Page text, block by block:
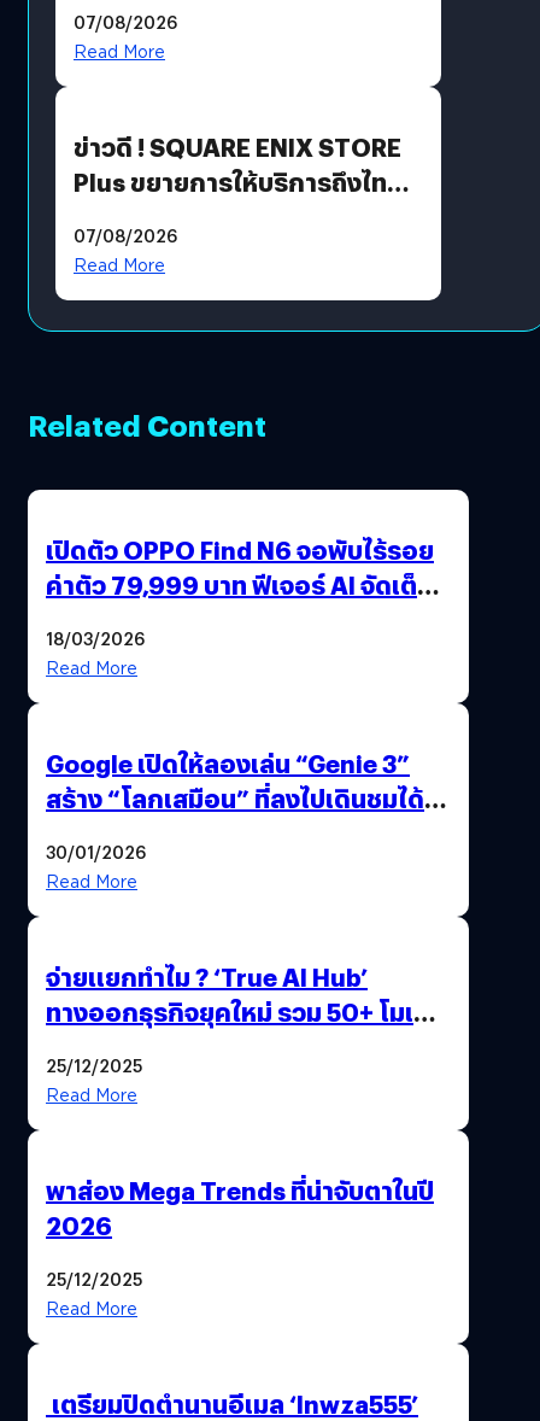
07/08/2026
Read More
ข่าวดี ! SQUARE ENIX STORE
Plus ขยายการให้บริการถึงไทย
โดยตรง
07/08/2026
Read More
Related Content
เปิดตัว OPPO Find N6 จอพับไร้รอย
ค่าตัว 79,999 บาท ฟีเจอร์ AI จัดเต็ม
18/03/2026
Read More
Google เปิดให้ลองเล่น “Genie 3”
สร้าง “โลกเสมือน” ที่ลงไปเดินชมได้
30/01/2026
Read More
จ่ายแยกทำไม ? ‘True AI Hub’
ทางออกธุรกิจยุคใหม่ รวม 50+ โมเดล
25/12/2025
Read More
พาส่อง Mega Trends ที่น่าจับตาในปี
2026
25/12/2025
Read More
เตรียมปิดตำนานอีเมล ‘lnwza555’